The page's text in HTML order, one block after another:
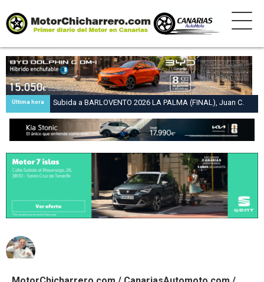
Última hora
Subida a BARLOVENTO 2026 LA PALMA (FINAL), Juan C.
Brito y Carlos A. Pérez hacen suya la victoria en la 47 Subida
a Barlovento